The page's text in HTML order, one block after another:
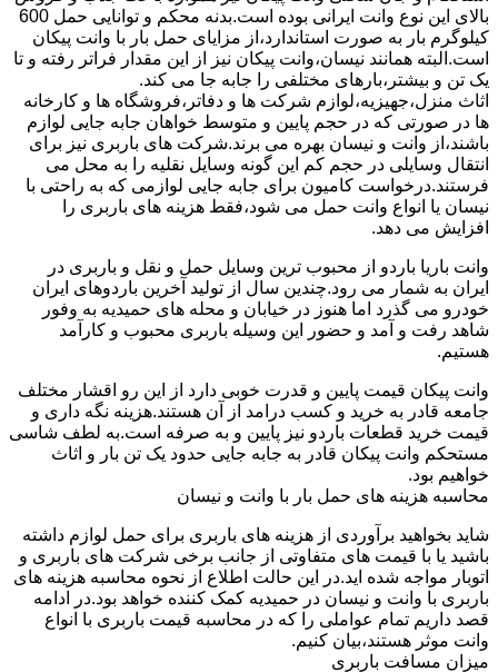
بالای این نوع وانت ایرانی بوده است.بدنه محکم و توانایی حمل 600
کیلوگرم بار به صورت استاندارد،از مزایای حمل بار با وانت پیکان
است.البته همانند نیسان،وانت پیکان نیز از این مقدار فراتر رفته و تا
یک تن و بیشتر،بارهای مختلفی را جابه جا می کند.
اثاث منزل،جهیزیه،لوازم شرکت ها و دفاتر،فروشگاه ها و کارخانه
ها در صورتی که در حجم پایین و متوسط خواهان جابه جایی لوازم
باشند،از وانت و نیسان بهره می برند.شرکت های باربری نیز برای
انتقال وسایلی در حجم کم این گونه وسایل نقلیه را به محل می
فرستند.درخواست کامیون برای جابه جایی لوازمی که به راحتی با
نیسان یا انواع وانت حمل می شود،فقط هزینه های باربری را
افزایش می دهد.
وانت باریا باردو از محبوب ترین وسایل حمل و نقل و باربری در
ایران به شمار می رود.چندین سال از تولید آخرین باردوهای ایران
خودرو می گذرد اما هنوز در خیابان و محله های حمیدیه به وفور
شاهد رفت و آمد و حضور این وسیله باربری محبوب و کارآمد
هستیم.
وانت پیکان قیمت پایین و قدرت خوبی دارد از این رو اقشار مختلف
جامعه قادر به خرید و کسب درامد از آن هستند.هزینه نگه داری و
قیمت خرید قطعات باردو نیز پایین و به صرفه است.به لطف شاسی
مستحکم وانت پیکان قادر به جابه جایی حدود یک تن بار و اثاث
خواهیم بود.
محاسبه هزینه های حمل بار با وانت و نیسان
شاید بخواهید برآوردی از هزینه های باربری برای حمل لوازم داشته
باشید یا با قیمت های متفاوتی از جانب برخی شرکت های باربری و
اتوبار مواجه شده اید.در این حالت اطلاع از نحوه محاسبه هزینه های
باربری با وانت و نیسان در حمیدیه کمک کننده خواهد بود.در ادامه
قصد داریم تمام عواملی را که در محاسبه قیمت باربری با انواع
وانت موثر هستند،بیان کنیم.
میزان مسافت باربری